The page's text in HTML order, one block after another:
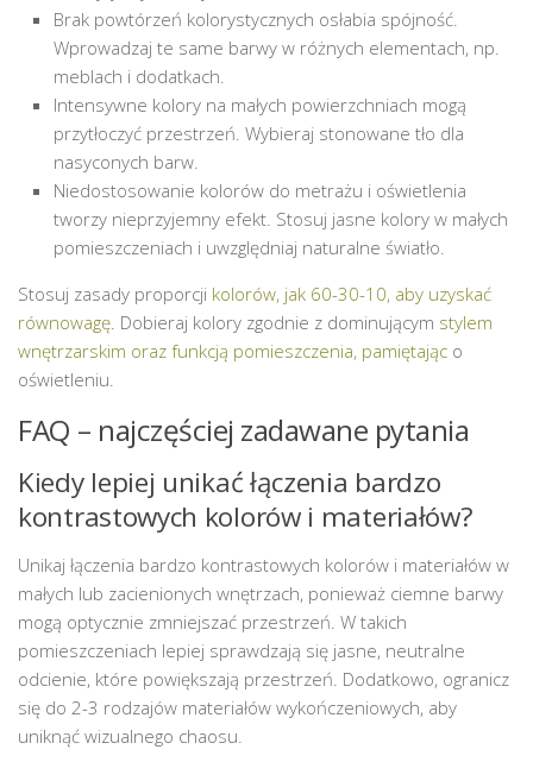
Brak powtórzeń kolorystycznych osłabia spójność.
Wprowadzaj te same barwy w różnych elementach, np.
meblach i dodatkach.
Intensywne kolory na małych powierzchniach mogą
przytłoczyć przestrzeń. Wybieraj stonowane tło dla
nasyconych barw.
Niedostosowanie kolorów do metrażu i oświetlenia
tworzy nieprzyjemny efekt. Stosuj jasne kolory w małych
pomieszczeniach i uwzględniaj naturalne światło.
Stosuj zasady proporcji kolorów, jak 60-30-10, aby uzyskać
równowagę. Dobieraj kolory zgodnie z dominującym stylem
wnętrzarskim oraz funkcją pomieszczenia, pamiętając o
oświetleniu.
FAQ – najczęściej zadawane pytania
Kiedy lepiej unikać łączenia bardzo
kontrastowych kolorów i materiałów?
Unikaj łączenia bardzo kontrastowych kolorów i materiałów w
małych lub zacienionych wnętrzach, ponieważ ciemne barwy
mogą optycznie zmniejszać przestrzeń. W takich
pomieszczeniach lepiej sprawdzają się jasne, neutralne
odcienie, które powiększają przestrzeń. Dodatkowo, ogranicz
się do 2-3 rodzajów materiałów wykończeniowych, aby
uniknąć wizualnego chaosu.